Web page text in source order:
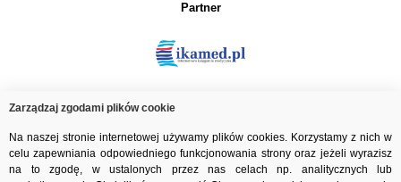
Partner
Patronat medialny
Zarządzaj zgodami plików cookie
Na naszej stronie internetowej używamy plików cookies. Korzystamy z nich w
celu zapewniania odpowiedniego funkcjonowania strony oraz jeżeli wyrazisz
na to zgodę, w ustalonych przez nas celach np. analitycznych lub